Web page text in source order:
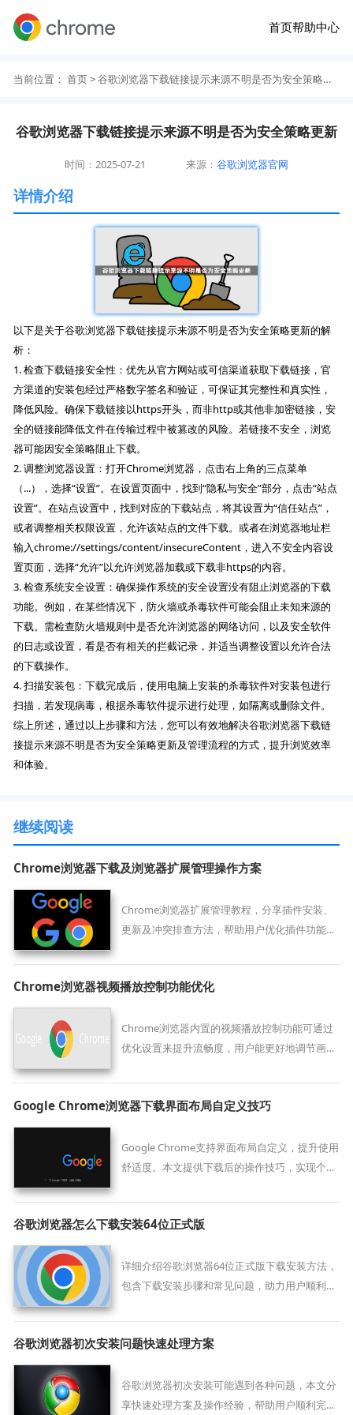
首页帮助中心
当前位置： 首页> 谷歌浏览器下载链接提示来源不明是否为安全策略更新
谷歌浏览器下载链接提示来源不明是否为安全策略更新
时间：2025-07-21 来源：谷歌浏览器官网
详情介绍
以下是关于谷歌浏览器下载链接提示来源不明是否为安全策略更新的解
析：
1. 检查下载链接安全性：优先从官方网站或可信渠道获取下载链接，官
方渠道的安装包经过严格数字签名和验证，可保证其完整性和真实性，
降低风险。确保下载链接以https开头，而非http或其他非加密链接，安
全的链接能降低文件在传输过程中被篡改的风险。若链接不安全，浏览
器可能因安全策略阻止下载。
2. 调整浏览器设置：打开Chrome浏览器，点击右上角的三点菜单
（...），选择“设置”。在设置页面中，找到“隐私与安全”部分，点击“站点
设置”。在站点设置中，找到对应的下载站点，将其设置为“信任站点”，
或者调整相关权限设置，允许该站点的文件下载。或者在浏览器地址栏
输入chrome://settings/content/insecureContent，进入不安全内容设
置页面，选择“允许”以允许浏览器加载或下载非https的内容。
3. 检查系统安全设置：确保操作系统的安全设置没有阻止浏览器的下载
功能。例如，在某些情况下，防火墙或杀毒软件可能会阻止未知来源的
下载。需检查防火墙规则中是否允许浏览器的网络访问，以及安全软件
的日志或设置，看是否有相关的拦截记录，并适当调整设置以允许合法
的下载操作。
4. 扫描安装包：下载完成后，使用电脑上安装的杀毒软件对安装包进行
扫描，若发现病毒，根据杀毒软件提示进行处理，如隔离或删除文件。
综上所述，通过以上步骤和方法，您可以有效地解决谷歌浏览器下载链
接提示来源不明是否为安全策略更新及管理流程的方式，提升浏览效率
和体验。
继续阅读
Chrome浏览器下载及浏览器扩展管理操作方案
Chrome浏览器扩展管理教程，分享插件安装、
更新及冲突排查方法，帮助用户优化插件功能，
Chrome浏览器视频播放控制功能优化
Chrome浏览器内置的视频播放控制功能可通过
优化设置来提升流畅度，用户能更好地调节画质
Google Chrome浏览器下载界面布局自定义技巧
Google Chrome支持界面布局自定义，提升使用
舒适度。本文提供下载后的操作技巧，实现个性
谷歌浏览器怎么下载安装64位正式版
详细介绍谷歌浏览器64位正式版下载安装方法，
包含下载安装步骤和常见问题，助力用户顺利完
谷歌浏览器初次安装问题快速处理方案
谷歌浏览器初次安装可能遇到各种问题，本文分
享快速处理方案及操作经验，帮助用户顺利完成